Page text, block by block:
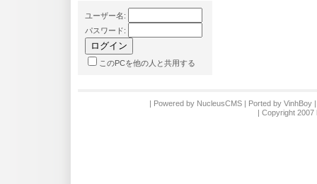
ユーザー名:
パスワード:
このPCを他の人と共用する
| Powered by NucleusCMS | Ported by VinhBoy
| Copyright